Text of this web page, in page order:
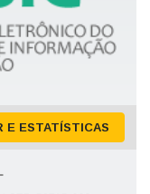
E ESTATÍSTICAS